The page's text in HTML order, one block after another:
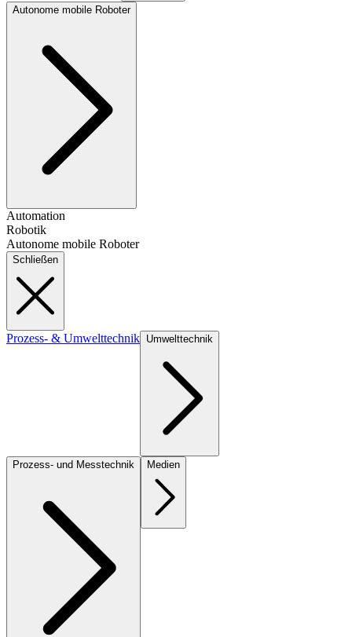
Autonome mobile Roboter
Automation
Robotik
Autonome mobile Roboter
Schließen
Prozess- & Umwelttechnik Umwelttechnik
Prozess- und Messtechnik Medien